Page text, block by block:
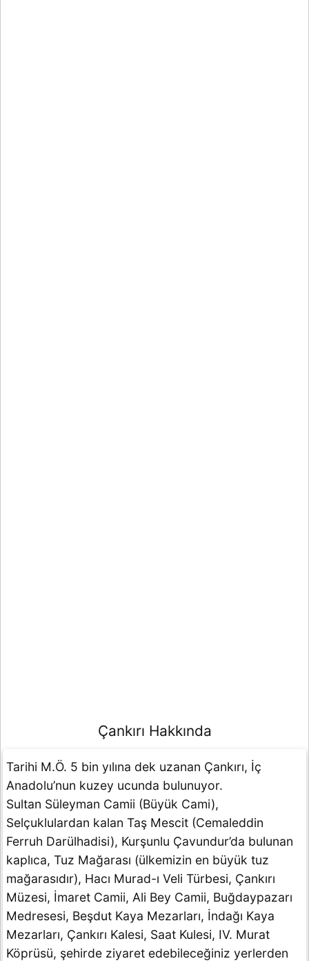
Çankırı Hakkında
Tarihi M.Ö. 5 bin yılına dek uzanan Çankırı, İç
Anadolu’nun kuzey ucunda bulunuyor.
Sultan Süleyman Camii (Büyük Cami),
Selçuklulardan kalan Taş Mescit (Cemaleddin
Ferruh Darülhadisi), Kurşunlu Çavundur’da bulunan
kaplıca, Tuz Mağarası (ülkemizin en büyük tuz
mağarasıdır), Hacı Murad-ı Veli Türbesi, Çankırı
Müzesi, İmaret Camii, Ali Bey Camii, Buğdaypazarı
Medresesi, Beşdut Kaya Mezarları, İndağı Kaya
Mezarları, Çankırı Kalesi, Saat Kulesi, IV. Murat
Köprüsü, şehirde ziyaret edebileceğiniz yerlerden